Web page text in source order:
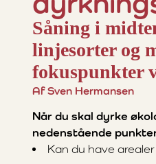
Såning i
linjesorter og
fokuspunkter
Af Sven Hermansen
Når du skal dyrke
nedenstående
Kan du have